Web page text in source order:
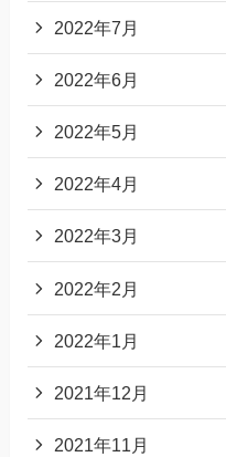
2022年7月
2022年6月
2022年5月
2022年4月
2022年3月
2022年2月
2022年1月
2021年12月
2021年11月